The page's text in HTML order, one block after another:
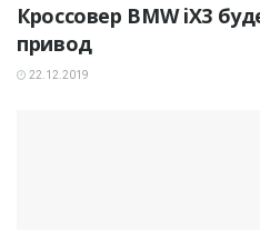
Кроссовер BMW iX3
привод
22.12.2019